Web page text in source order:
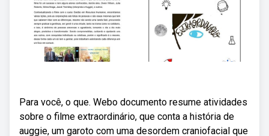
Para você, o que. Webo documento resume atividades
sobre o filme extraordinário, que conta a história de
auggie, um garoto com uma desordem craniofacial que